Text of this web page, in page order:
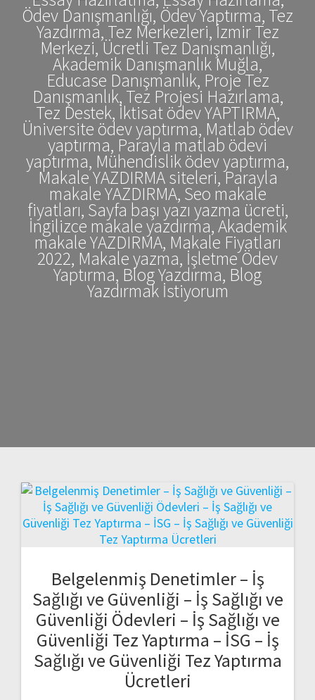
Ödev Danışmanlığı, Ödev Yaptırma, Tez
Yazdırma, Tez Merkezleri, İzmir Tez
Merkezi, Ücretli Tez Danışmanlığı,
Akademik Danışmanlık Muğla,
Educase Danışmanlık, Proje Tez
Danışmanlık, Tez Projesi Hazırlama,
Tez Destek, İktisat ödev YAPTIRMA,
Üniversite ödev yaptırma, Matlab ödev
yaptırma, Parayla matlab ödevi
yaptırma, Mühendislik ödev yaptırma,
Makale YAZDIRMA siteleri, Parayla
makale YAZDIRMA, Seo makale
fiyatları, Sayfa başı yazı yazma ücreti,
İngilizce makale yazdırma, Akademik
makale YAZDIRMA, Makale Fiyatları
2022, Makale yazma, İşletme Ödev
Yaptırma, Blog Yazdırma, Blog
Yazdırmak İstiyorum
Belgelenmiş Denetimler – İş
Sağlığı ve Güvenliği – İş Sağlığı ve
Güvenliği Ödevleri – İş Sağlığı ve
Güvenliği Tez Yaptırma – İSG – İş
Sağlığı ve Güvenliği Tez Yaptırma
Ücretleri